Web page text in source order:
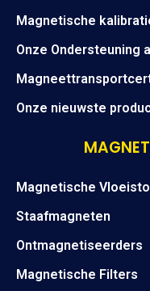
Magnetische
Onze Ondersteuning
Onze nieuwste
Magnetische
Staafmagneten
Ontmagnetiseerders
Magnetische Filters